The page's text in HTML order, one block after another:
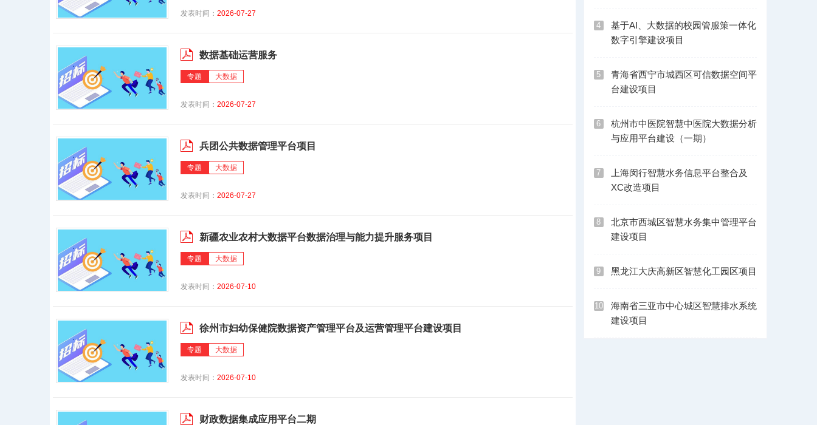
发表时间： 2026-07-27
数据基础运营服务
专题 大数据
发表时间： 2026-07-27
兵团公共数据管理平台项目
专题 大数据
发表时间： 2026-07-27
新疆农业农村大数据平台数据治理与能力提升服务项目
专题 大数据
发表时间： 2026-07-10
徐州市妇幼保健院数据资产管理平台及运营管理平台建设项目
专题 大数据
发表时间： 2026-07-10
财政数据集成应用平台二期
4
基于AI、大数据的校园管服策一体化
数字引擎建设项目
5
青海省西宁市城西区可信数据空间平
台建设项目
6
杭州市中医院智慧中医院大数据分析
与应用平台建设（一期）
7
上海闵行智慧水务信息平台整合及
XC改造项目
8
北京市西城区智慧水务集中管理平台
建设项目
9 黑龙江大庆高新区智慧化工园区项目
10
海南省三亚市中心城区智慧排水系统
建设项目